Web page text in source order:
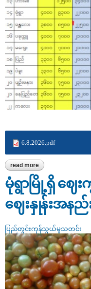
6.8.2026.pdf
read more about တိုင်းဒေသက
မီးဖိုချောင်သုံးပစ္စည်း
မုံရွာမြို့ရှိ ဈေ
ဈေးနှုန်းအန
ပြည်တွင်းကုန်သွယ်မှုသတင်း